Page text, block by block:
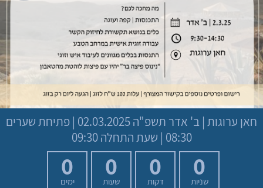
חאן ערוגות | ב' אדר תשפ"ה
02.03.2025 | פתיחת שערים
08:30 | שעת התחלה 09:30
0
שניות
0
דקות
0
שעות
0
ימים